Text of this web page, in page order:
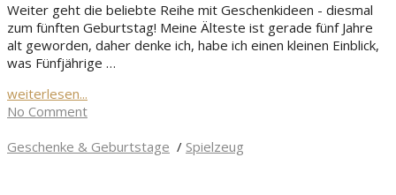
Weiter geht die beliebte Reihe mit Geschenkideen - diesmal
zum fünften Geburtstag! Meine Älteste ist gerade fünf Jahre
alt geworden, daher denke ich, habe ich einen kleinen Einblick,
was Fünfjährige …
weiterlesen...
No Comment
Geschenke & Geburtstage / Spielzeug